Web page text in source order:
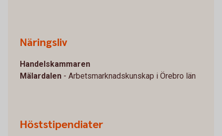
Näringsliv
Handelskammaren
Mälardalen - Arbetsmarknadskunskap i Örebro län
Höststipendiater